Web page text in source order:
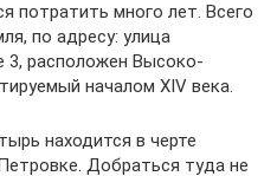
потратить много лет. Всего
по адресу: улица
3, расположен Высоко-
началом XIV века.
находится в черте
Добраться туда не